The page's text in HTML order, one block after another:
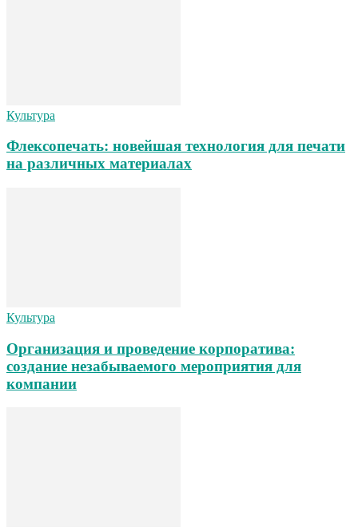
Культура
Флексопечать: новейшая технология для печати
на различных материалах
Культура
Организация и проведение корпоратива:
создание незабываемого мероприятия для
компании